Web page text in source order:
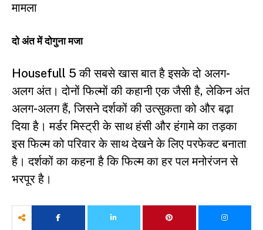
मामला
दो अंत में दोगुना मजा
Housefull 5 की सबसे खास बात है इसके दो अलग-
अलग अंत। दोनों फिल्मों की कहानी एक जैसी है, लेकिन अंत
अलग-अलग हैं, जिसने दर्शकों की उत्सुकता को और बढ़ा
दिया है। मर्डर मिस्ट्री के साथ हंसी और हंगामे का तड़का
इस फिल्म को परिवार के साथ देखने के लिए परफेक्ट बनाता
है। दर्शकों का कहना है कि फिल्म का हर पल मनोरंजन से
भरपूर है।